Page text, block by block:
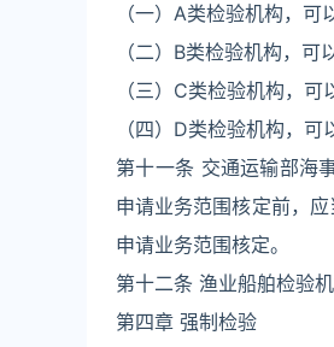
（一）A类检验机构，可
（二）B类检验机构，可
（三）C类检验机构，可
（四）D类检验机构，可
第十一条 交通运输部海
申请业务范围核定前，
申请业务范围核定。
第十二条 渔业船舶检验
第四章 强制检验